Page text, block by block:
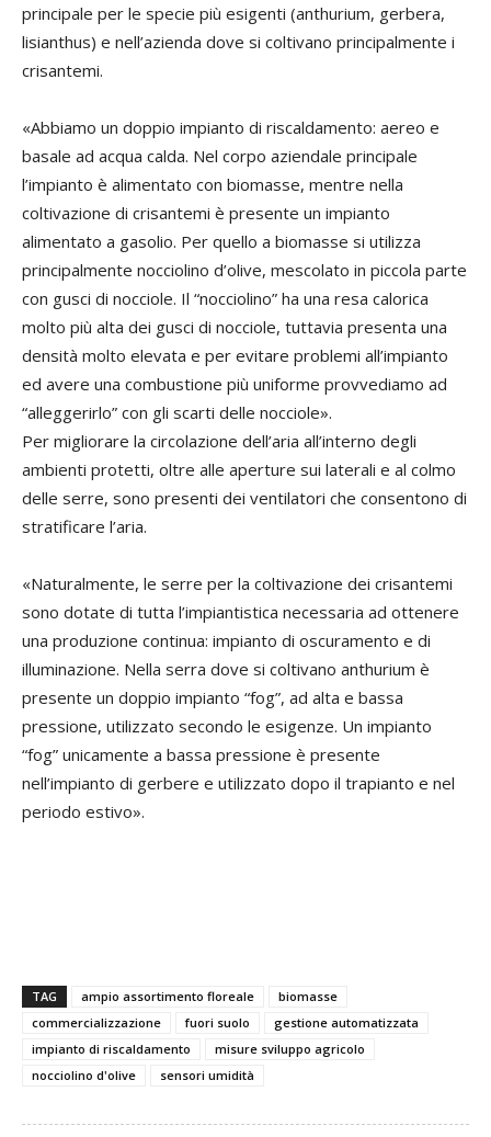
principale per le specie più esigenti (anthurium, gerbera,
lisianthus) e nell’azienda dove si coltivano principalmente i
crisantemi.
«Abbiamo un doppio impianto di riscaldamento: aereo e
basale ad acqua calda. Nel corpo aziendale principale
l’impianto è alimentato con biomasse, mentre nella
coltivazione di crisantemi è presente un impianto
alimentato a gasolio. Per quello a biomasse si utilizza
principalmente nocciolino d’olive, mescolato in piccola parte
con gusci di nocciole. Il “nocciolino” ha una resa calorica
molto più alta dei gusci di nocciole, tuttavia presenta una
densità molto elevata e per evitare problemi all’impianto
ed avere una combustione più uniforme provvediamo ad
“alleggerirlo” con gli scarti delle nocciole».
Per migliorare la circolazione dell’aria all’interno degli
ambienti protetti, oltre alle aperture sui laterali e al colmo
delle serre, sono presenti dei ventilatori che consentono di
stratificare l’aria.
«Naturalmente, le serre per la coltivazione dei crisantemi
sono dotate di tutta l’impiantistica necessaria ad ottenere
una produzione continua: impianto di oscuramento e di
illuminazione. Nella serra dove si coltivano anthurium è
presente un doppio impianto “fog”, ad alta e bassa
pressione, utilizzato secondo le esigenze. Un impianto
“fog” unicamente a bassa pressione è presente
nell’impianto di gerbere e utilizzato dopo il trapianto e nel
periodo estivo».
TAG ampio assortimento floreale
biomasse
commercializzazione
fuori suolo
gestione automatizzata
impianto di riscaldamento
misure sviluppo agricolo
nocciolino d'olive
sensori umidità